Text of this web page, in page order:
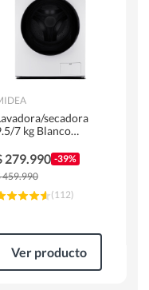
secadora
7 kg Blanco
279.990 -39%
459.990
(112)
Ver producto